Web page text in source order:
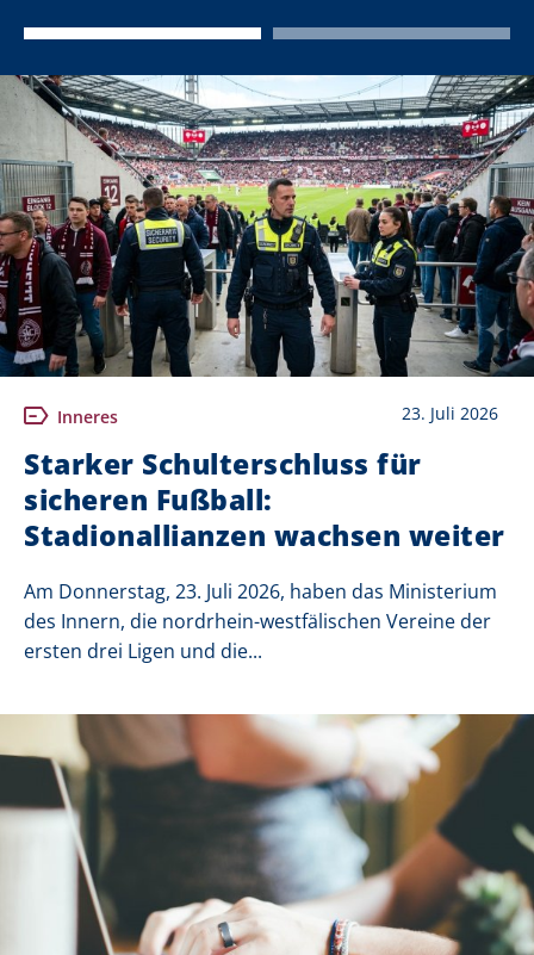
Inneres 23. Juli 2026
Starker Schulterschluss für
sicheren Fußball:
Stadionallianzen wachsen weiter
Am Donnerstag, 23. Juli 2026, haben das Ministerium
des Innern, die nordrhein-westfälischen Vereine der
ersten drei Ligen und die...